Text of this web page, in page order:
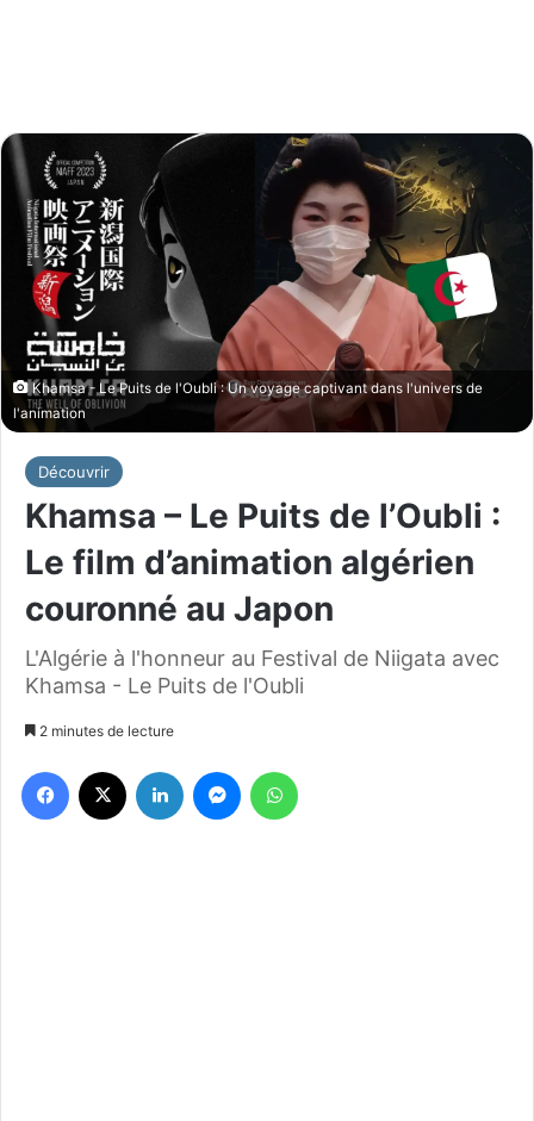
Khamsa - Le Puits de l'Oubli : Un voyage captivant dans l'univers de
l'animation
Découvrir
Khamsa – Le Puits de l’Oubli :
Le film d’animation algérien
couronné au Japon
L'Algérie à l'honneur au Festival de Niigata avec
Khamsa - Le Puits de l'Oubli
2 minutes de lecture